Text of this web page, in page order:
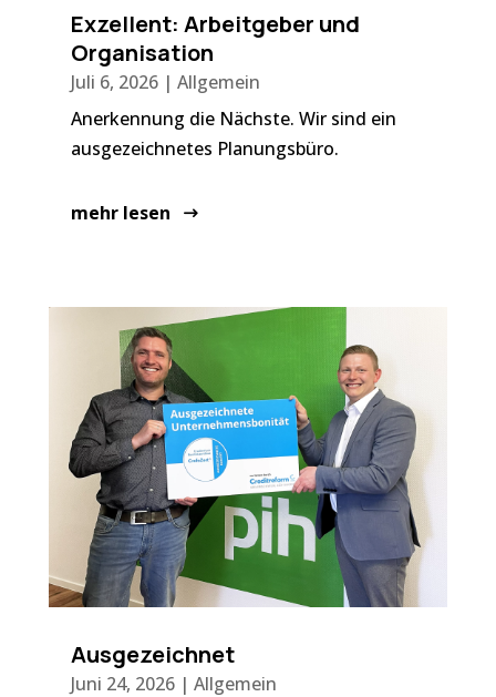
Exzellent: Arbeitgeber und
Organisation
Juli 6, 2026| Allgemein
Anerkennung die Nächste. Wir sind ein
ausgezeichnetes Planungsbüro.
mehr lesen
Ausgezeichnet
Juni 24, 2026| Allgemein